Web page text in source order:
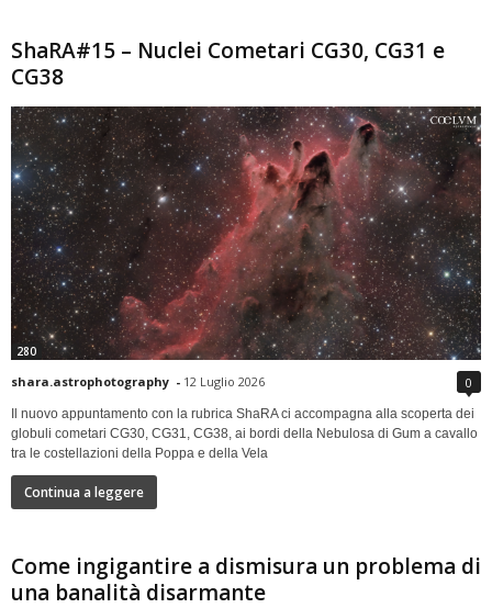
ShaRA#15 – Nuclei Cometari CG30, CG31 e
CG38
280
shara.astrophotography - 12 Luglio 2026 0
Il nuovo appuntamento con la rubrica ShaRA ci accompagna alla scoperta dei
globuli cometari CG30, CG31, CG38, ai bordi della Nebulosa di Gum a cavallo
tra le costellazioni della Poppa e della Vela
Continua a leggere
Come ingigantire a dismisura un problema di
una banalità disarmante